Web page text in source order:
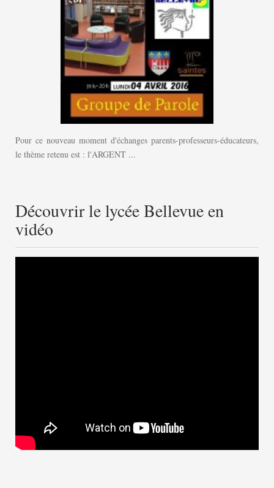
Pour ce nouveau moment d'échanges parents-professeurs-éducateurs,
le thème retenu est : l'ARGENT ...
Découvrir le lycée Bellevue en
vidéo